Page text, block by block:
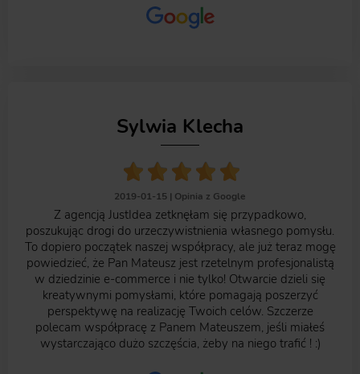
Sylwia Klecha
2019-01-15 | Opinia z Google
Z agencją JustIdea zetknęłam się przypadkowo,
poszukując drogi do urzeczywistnienia własnego pomysłu.
To dopiero początek naszej współpracy, ale już teraz mogę
powiedzieć, że Pan Mateusz jest rzetelnym profesjonalistą
w dziedzinie e-commerce i nie tylko! Otwarcie dzieli się
kreatywnymi pomysłami, które pomagają poszerzyć
perspektywę na realizację Twoich celów. Szczerze
polecam współpracę z Panem Mateuszem, jeśli miałeś
wystarczająco dużo szczęścia, żeby na niego trafić ! :)